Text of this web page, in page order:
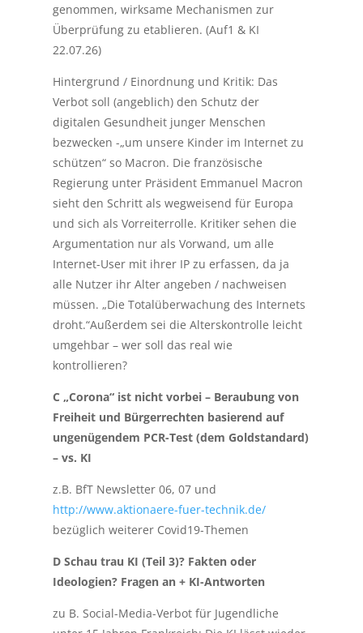
genommen, wirksame Mechanismen zur
Überprüfung zu etablieren. (Auf1 & KI
22.07.26)
Hintergrund / Einordnung und Kritik: Das
Verbot soll (angeblich) den Schutz der
digitalen Gesundheit junger Menschen
bezwecken -„um unsere Kinder im Internet zu
schützen“ so Macron. Die französische
Regierung unter Präsident Emmanuel Macron
sieht den Schritt als wegweisend für Europa
und sich als Vorreiterrolle. Kritiker sehen die
Argumentation nur als Vorwand, um alle
Internet-User mit ihrer IP zu erfassen, da ja
alle Nutzer ihr Alter angeben / nachweisen
müssen. „Die Totalüberwachung des Internets
droht.“Außerdem sei die Alterskontrolle leicht
umgehbar – wer soll das real wie
kontrollieren?
C „Corona“ ist nicht vorbei – Beraubung von
Freiheit und Bürgerrechten basierend auf
ungenügendem PCR-Test (dem Goldstandard)
– vs. KI
z.B. BfT Newsletter 06, 07 und
http://www.aktionaere-fuer-technik.de/
bezüglich weiterer Covid19-Themen
D Schau trau KI (Teil 3)? Fakten oder
Ideologien? Fragen an + KI-Antworten
zu B. Social-Media-Verbot für Jugendliche